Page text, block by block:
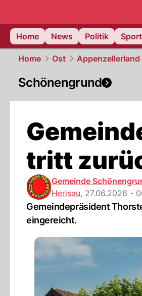
Home
News Politik Sport
Home Ost Appenzellerland
Schönengrund
tritt
Gemeinde
Herisau, 27.06.2026 -
Gemeindepräsident
eingereicht.